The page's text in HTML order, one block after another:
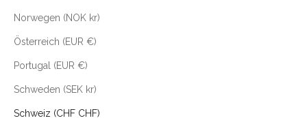
Norwegen (NOK kr)
Österreich (EUR €)
Portugal (EUR €)
Schweden (SEK kr)
Schweiz (CHF CHF)